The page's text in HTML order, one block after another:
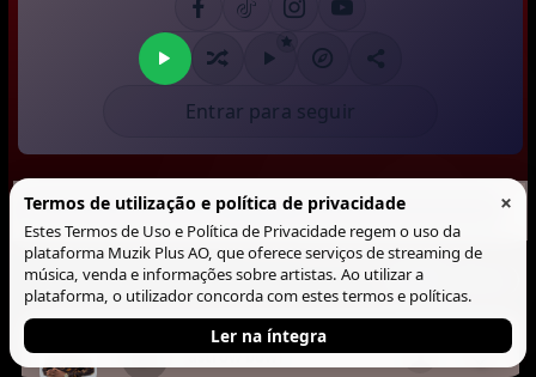
Entrar para seguir
Musicas Lista
astrow bow
Termos de utilização e política de privacidade ×
Estes Termos de Uso e Política de Privacidade regem o uso da
plataforma Muzik Plus AO, que oferece serviços de streaming de
música, venda e informações sobre artistas. Ao utilizar a
plataforma, o utilizador concorda com estes termos e políticas.
Ler na íntegra